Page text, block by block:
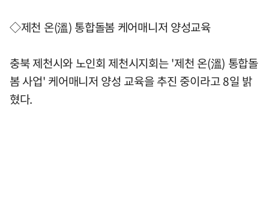
◇제천 온(溫) 통합돌봄 케어매니저 양성교육
충북 제천시와 노인회 제천시지회는 '제천 온(溫) 통합돌
봄 사업' 케어매니저 양성 교육을 추진 중이라고 8일 밝
혔다.